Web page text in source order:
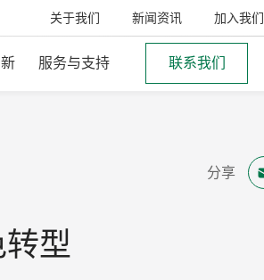
关于我们 新闻资讯 加入我们
服务与支持 联系我们
分享
型